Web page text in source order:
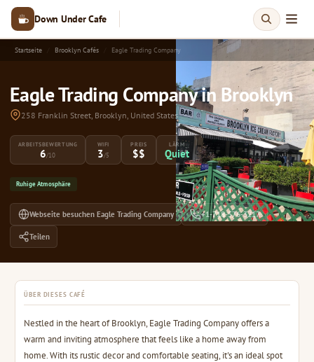
Down Under Cafe
Startseite Brooklyn Cafés Eagle Trading Company
Eagle Trading Company in Brooklyn
258 Franklin Street, Brooklyn, United States
ARBEITSBEWERTUNG
6/10
WIFI
3/5
PREIS
$$
LÄRM
Quiet
Ruhige Atmosphäre
Webseite besuchen Eagle Trading Company +1-718-576-3217
Teilen
ÜBER DIESES CAFÉ
Nestled in the heart of Brooklyn, Eagle Trading Company offers a
warm and inviting atmosphere that feels like a home away from
home. With its rustic decor and comfortable seating, it's an ideal spot